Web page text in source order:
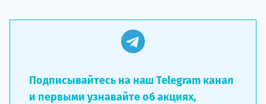
Подписывайтесь на наш Telegram канал
и первыми узнавайте об акциях,